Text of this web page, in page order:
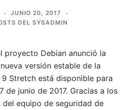
JUNIO 20, 2017
DEL SYSADMIN
proyecto Debian anunció la
versión estable de la
Stretch está disponible para
de junio de 2017. Gracias a los
equipo de seguridad de